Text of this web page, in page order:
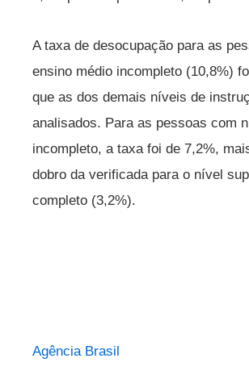
A taxa de desocupação para as
ensino médio incompleto (10,8%)
que as dos demais níveis de
analisados. Para as pessoas com
incompleto, a taxa foi de 7,2%,
dobro da verificada para o nível
completo (3,2%).
Agência Brasil